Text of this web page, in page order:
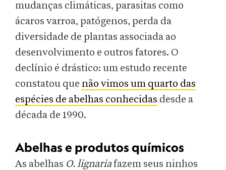
mudanças climáticas, parasitas como
ácaros varroa, patógenos, perda da
diversidade de plantas associada ao
desenvolvimento e outros fatores. O
declínio é drástico: um estudo recente
constatou que não vimos um quarto das
espécies de abelhas conhecidas desde a
década de 1990.
Abelhas e produtos químicos
As abelhas O. lignariafazem seus ninhos